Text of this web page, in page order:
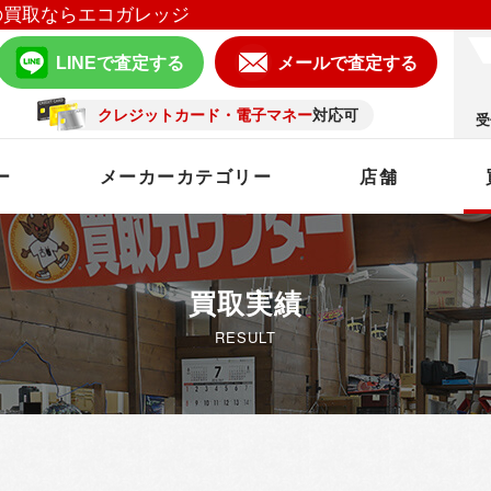
取ならエコガレッジ
LINEで査定する メールで査定する
クレジットカード・電子マネー対応可
メーカーカテゴリー 店舗
買取実績
RESULT